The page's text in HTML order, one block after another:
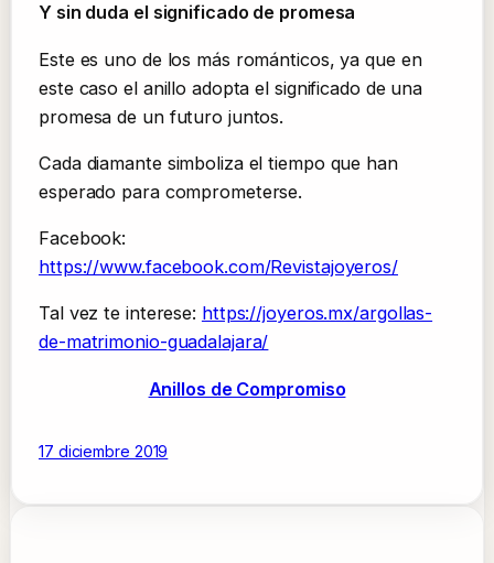
Y sin duda el significado de promesa
Este es uno de los más románticos, ya que en
este caso el anillo adopta el significado de una
promesa de un futuro juntos.
Cada diamante simboliza el tiempo que han
esperado para comprometerse.
Facebook:
https://www.facebook.com/Revistajoyeros/
Tal vez te interese: https://joyeros.mx/argollas-
de-matrimonio-guadalajara/
Anillos de Compromiso
17 diciembre 2019